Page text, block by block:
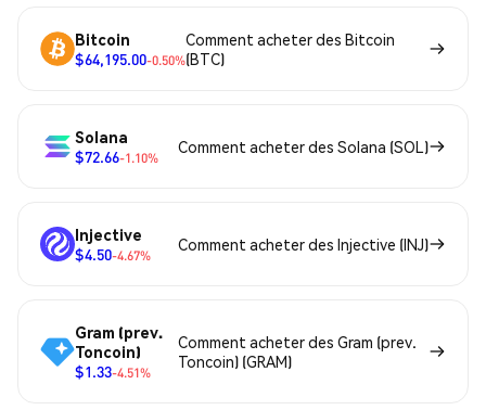
Bitcoin
$64,195.00-0.50%
Comment acheter des Bitcoin
(BTC)
Solana
$72.66-1.10%
Comment acheter des Solana (SOL)
Injective
$4.50-4.67%
Comment acheter des Injective (INJ)
Gram (prev.
Toncoin)
$1.33-4.51%
Comment acheter des Gram (prev.
Toncoin) (GRAM)